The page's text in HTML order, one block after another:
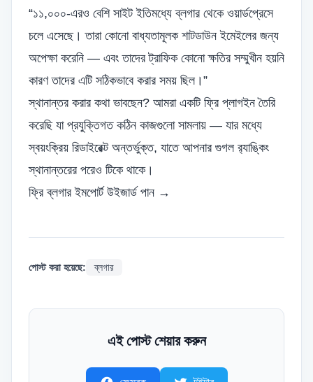
“১১,০০০-এরও বেশি সাইট ইতিমধ্যে ব্লগার থেকে ওয়ার্ডপ্রেসে
চলে এসেছে। তারা কোনো বাধ্যতামূলক শাটডাউন ইমেইলের জন্য
অপেক্ষা করেনি — এবং তাদের ট্রাফিক কোনো ক্ষতির সম্মুখীন হয়নি
কারণ তাদের এটি সঠিকভাবে করার সময় ছিল।”
স্থানান্তর করার কথা ভাবছেন? আমরা একটি ফ্রি প্লাগইন তৈরি
করেছি যা প্রযুক্তিগত কঠিন কাজগুলো সামলায় — যার মধ্যে
স্বয়ংক্রিয় রিডাইরেক্ট অন্তর্ভুক্ত, যাতে আপনার গুগল র‍্যাঙ্কিং
স্থানান্তরের পরেও টিকে থাকে।
ফ্রি ব্লগার ইমপোর্ট উইজার্ড পান →
পোস্ট করা হয়েছে: ব্লগার
এই পোস্ট শেয়ার করুন